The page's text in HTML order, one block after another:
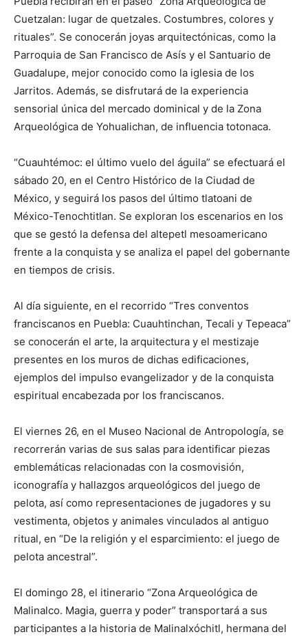
Cuetzalan: lugar de quetzales. Costumbres, colores y
rituales”. Se conocerán joyas arquitectónicas, como la
Parroquia de San Francisco de Asís y el Santuario de
Guadalupe, mejor conocido como la iglesia de los
Jarritos. Además, se disfrutará de la experiencia
sensorial única del mercado dominical y de la Zona
Arqueológica de Yohualichan, de influencia totonaca.
“Cuauhtémoc: el último vuelo del águila” se efectuará el
sábado 20, en el Centro Histórico de la Ciudad de
México, y seguirá los pasos del último tlatoani de
México-Tenochtitlan. Se exploran los escenarios en los
que se gestó la defensa del altepetl mesoamericano
frente a la conquista y se analiza el papel del gobernante
en tiempos de crisis.
Al día siguiente, en el recorrido “Tres conventos
franciscanos en Puebla: Cuauhtinchan, Tecali y Tepeaca”
se conocerán el arte, la arquitectura y el mestizaje
presentes en los muros de dichas edificaciones,
ejemplos del impulso evangelizador y de la conquista
espiritual encabezada por los franciscanos.
El viernes 26, en el Museo Nacional de Antropología, se
recorrerán varias de sus salas para identificar piezas
emblemáticas relacionadas con la cosmovisión,
iconografía y hallazgos arqueológicos del juego de
pelota, así como representaciones de jugadores y su
vestimenta, objetos y animales vinculados al antiguo
ritual, en “De la religión y el esparcimiento: el juego de
pelota ancestral”.
El domingo 28, el itinerario “Zona Arqueológica de
Malinalco. Magia, guerra y poder” transportará a sus
participantes a la historia de Malinalxóchitl, hermana del